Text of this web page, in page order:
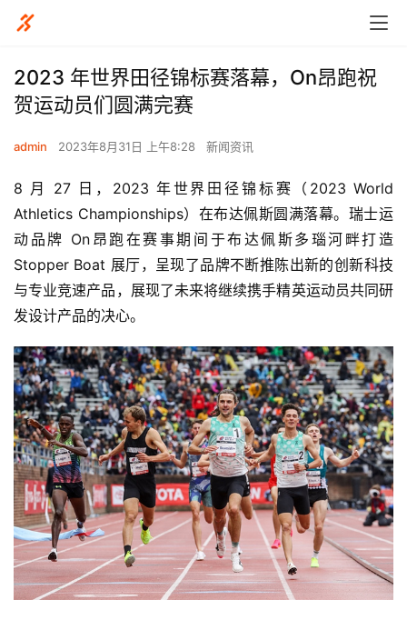
2023 年世界田径锦标赛落幕，On昂跑祝
贺运动员们圆满完赛
admin 2023年8月31日 上午8:28 新闻资讯
8 月 27 日，2023 年世界田径锦标赛（2023 World
Athletics Championships）在布达佩斯圆满落幕。瑞士运
动品牌 On昂跑在赛事期间于布达佩斯多瑙河畔打造
Stopper Boat 展厅，呈现了品牌不断推陈出新的创新科技
与专业竞速产品，展现了未来将继续携手精英运动员共同研
发设计产品的决心。